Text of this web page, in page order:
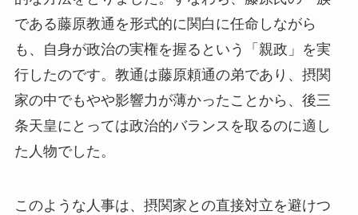
である藤原教通を形式的に関白に任命しながら
も、自身が政治の実権を握るという「親政」を実
行したのです。教通は藤原頼通の弟であり、摂関
家の中でもやや影響力が薄かったことから、後三
条天皇にとっては政治的バランスを取るのに適し
た人物でした。
このような人事は、摂関家との直接対立を避けつ